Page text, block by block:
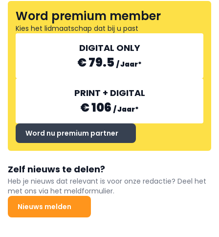
Word premium member
Kies het lidmaatschap dat bij u past
DIGITAL ONLY
€ 79.5 /Jaar*
PRINT + DIGITAL
€ 106 /Jaar*
Word nu premium partner
Zelf nieuws te delen?
Heb je nieuws dat relevant is voor onze redactie? Deel het
met ons via het meldformulier.
Nieuws melden